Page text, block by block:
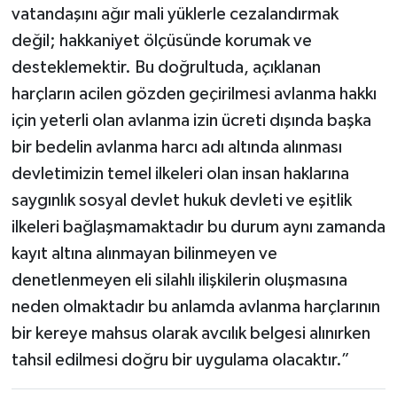
vatandaşını ağır mali yüklerle cezalandırmak
değil; hakkaniyet ölçüsünde korumak ve
desteklemektir. Bu doğrultuda, açıklanan
harçların acilen gözden geçirilmesi avlanma hakkı
için yeterli olan avlanma izin ücreti dışında başka
bir bedelin avlanma harcı adı altında alınması
devletimizin temel ilkeleri olan insan haklarına
saygınlık sosyal devlet hukuk devleti ve eşitlik
ilkeleri bağlaşmamaktadır bu durum aynı zamanda
kayıt altına alınmayan bilinmeyen ve
denetlenmeyen eli silahlı ilişkilerin oluşmasına
neden olmaktadır bu anlamda avlanma harçlarının
bir kereye mahsus olarak avcılık belgesi alınırken
tahsil edilmesi doğru bir uygulama olacaktır.”